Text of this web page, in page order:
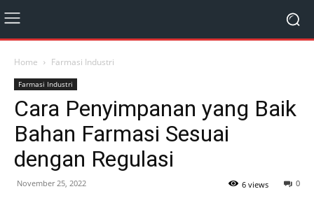
Home Farmasi Industri
Farmasi Industri
Cara Penyimpanan yang Baik
Bahan Farmasi Sesuai
dengan Regulasi
November 25, 2022 0
6 views